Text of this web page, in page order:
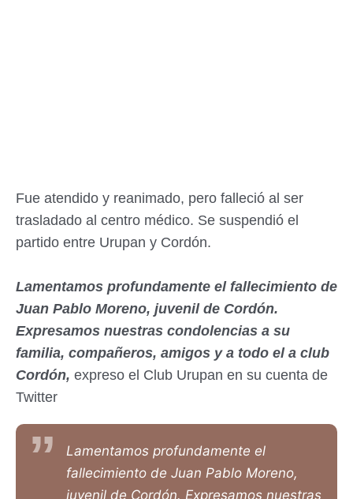
Fue atendido y reanimado, pero falleció al ser
trasladado al centro médico. Se suspendió el
partido entre Urupan y Cordón.
Lamentamos profundamente el fallecimiento de
Juan Pablo Moreno, juvenil de Cordón.
Expresamos nuestras condolencias a su
familia, compañeros, amigos y a todo el a club
Cordón, expreso el Club Urupan en su cuenta de
Twitter
Lamentamos profundamente el
fallecimiento de Juan Pablo Moreno,
juvenil de Cordón. Expresamos nuestras